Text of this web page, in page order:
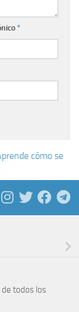
*
cómo se
de todos los